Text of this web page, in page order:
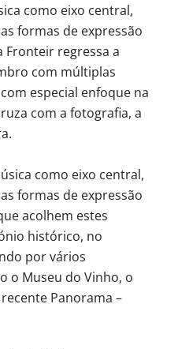
como eixo central,
formas de expressão
Fronteir regressa a
com múltiplas
especial enfoque na
com a fotografia, a
como eixo central,
formas de expressão
acolhem estes
histórico, no
por vários
o Museu do Vinho, o
Panorama –